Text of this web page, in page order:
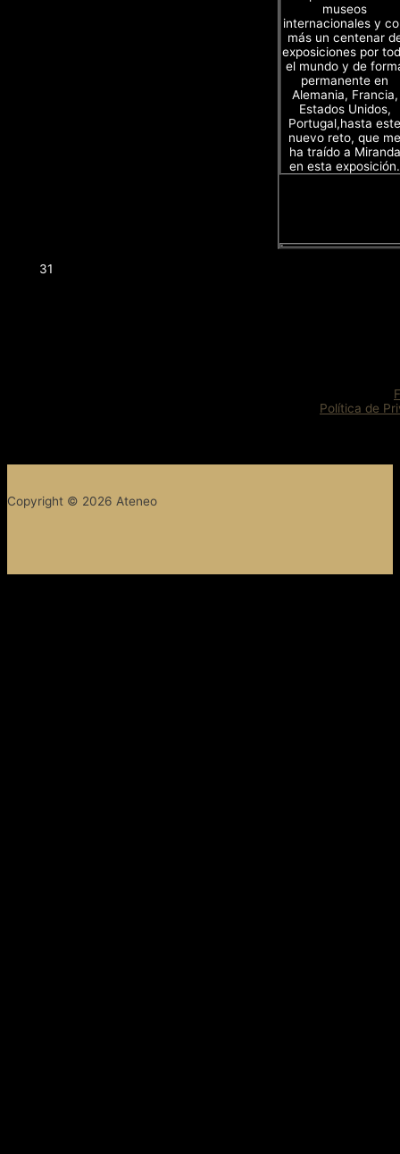
museos
internacionales y
más un centenar
exposiciones por
el mundo y de
permanente en
Alemania, Francia,
Estados Unidos,
Portugal,hasta este
nuevo reto, que me
ha traído a Miranda
en esta exposición.
31
Política de
Copyright © 2026 Ateneo